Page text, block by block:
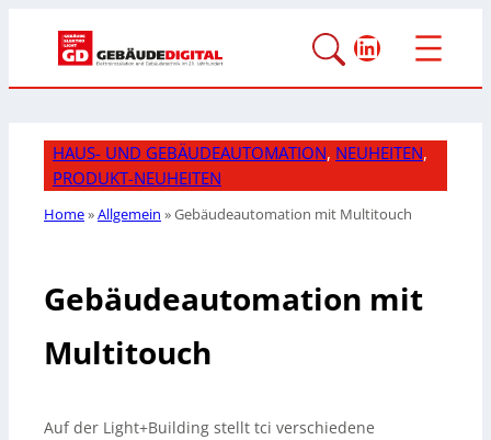
LinkedIn
HAUS- UND GEBÄUDEAUTOMATION, NEUHEITEN
PRODUKT-NEUHEITEN
Home»Allgemein »Gebäudeautomation mit Multitouch
Gebäudeautomation mit
Multitouch
Auf der Light+Building stellt tci verschiedene